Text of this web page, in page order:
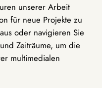
unserer Arbeit
für neue Projekte zu
oder navigieren Sie
Zeiträume, um die
multimedialen